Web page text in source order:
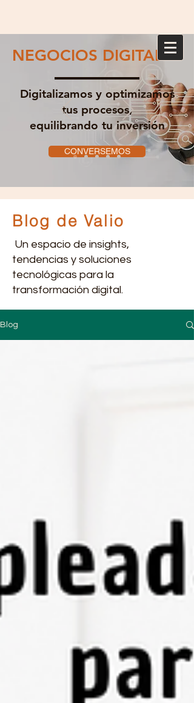
NEGOCIOS DIGITALES
Digitalizamos y optimizamos
tus procesos,
equilibrando tu inversión
CONVERSEMOS
Blog de Valio
Un espacio de insights,
tendencias y soluciones
tecnológicas para la
transformación digital.
Blog